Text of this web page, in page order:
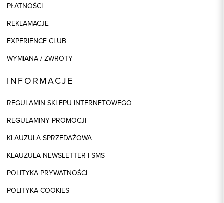
PŁATNOŚCI
REKLAMACJE
EXPERIENCE CLUB
WYMIANA / ZWROTY
INFORMACJE
REGULAMIN SKLEPU INTERNETOWEGO
REGULAMINY PROMOCJI
KLAUZULA SPRZEDAŻOWA
KLAUZULA NEWSLETTER I SMS
POLITYKA PRYWATNOŚCI
POLITYKA COOKIES